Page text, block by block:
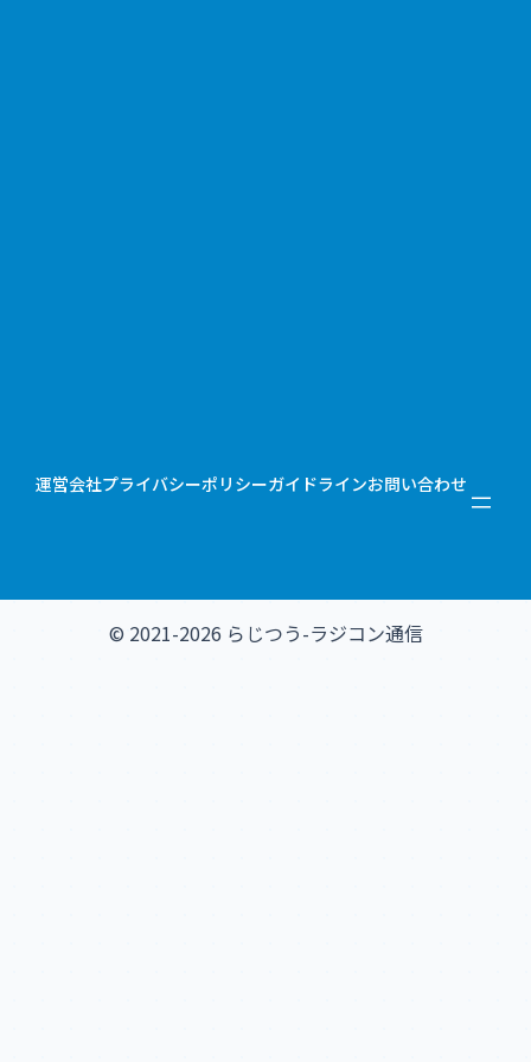
運営会社プライバシーポリシーガイドラインお問い合わせ
© 2021-2026 らじつう-ラジコン通信